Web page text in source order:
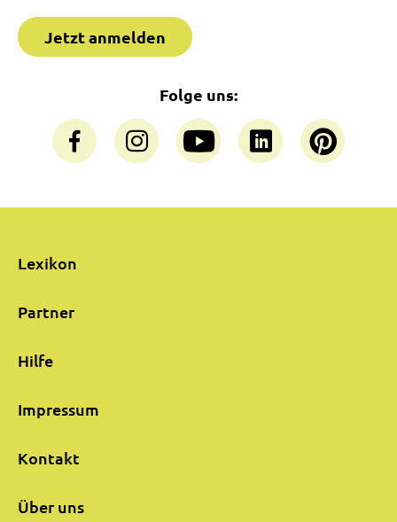
Jetzt anmelden
Folge uns:
Lexikon
Partner
Hilfe
Impressum
Kontakt
Über uns